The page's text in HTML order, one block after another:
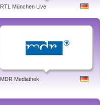
RTL München Live
MDR Mediathek